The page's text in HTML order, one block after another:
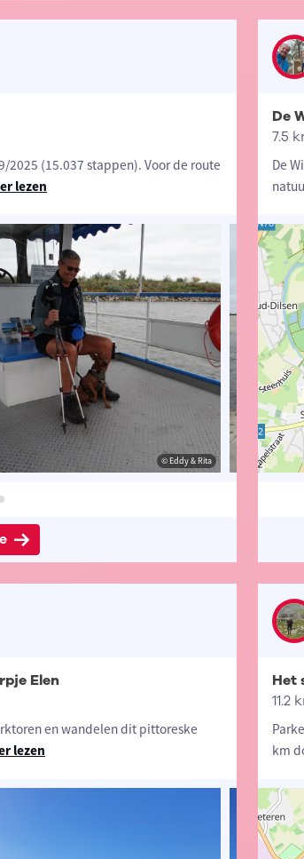
(15.037 stappen). Voor de route
lezen
© Eddy & Rita
De
7.5
De
© Peter Wils
Elen
en wandelen dit pittoreske
lezen
Het
11.2
km